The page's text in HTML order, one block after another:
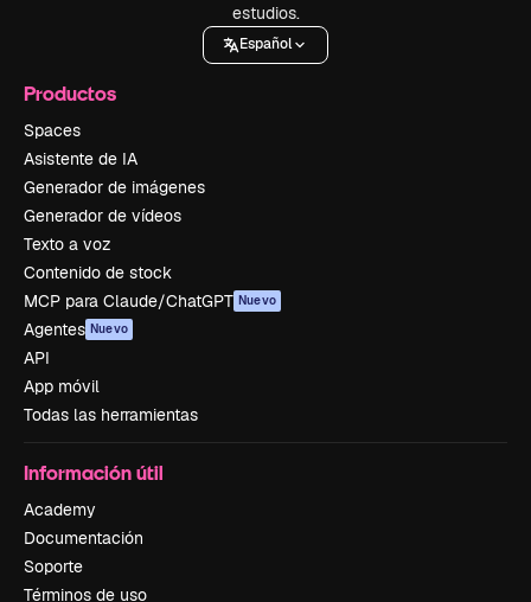
estudios.
Español
Productos
Spaces
Asistente de IA
Generador de imágenes
Generador de vídeos
Texto a voz
Contenido de stock
MCP para Claude/ChatGPT Nuevo
Agentes Nuevo
API
App móvil
Todas las herramientas
Información útil
Academy
Documentación
Soporte
Términos de uso